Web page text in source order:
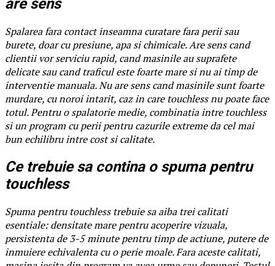
are sens
Spalarea fara contact inseamna curatare fara perii sau
burete, doar cu presiune, apa si chimicale. Are sens cand
clientii vor serviciu rapid, cand masinile au suprafete
delicate sau cand traficul este foarte mare si nu ai timp de
interventie manuala. Nu are sens cand masinile sunt foarte
murdare, cu noroi intarit, caz in care touchless nu poate face
totul. Pentru o spalatorie medie, combinatia intre touchless
si un program cu perii pentru cazurile extreme da cel mai
bun echilibru intre cost si calitate.
Ce trebuie sa contina o spuma pentru
touchless
Spuma pentru touchless trebuie sa aiba trei calitati
esentiale: densitate mare pentru acoperire vizuala,
persistenta de 3-5 minute pentru timp de actiune, putere de
inmuiere echivalenta cu o perie moale. Fara aceste calitati,